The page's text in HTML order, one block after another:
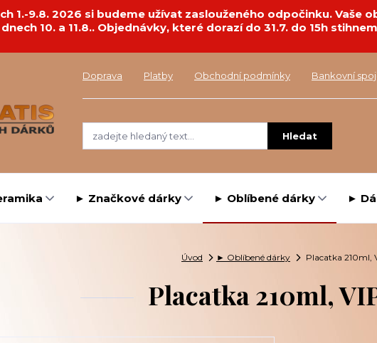
1.-9.8. 2026 si budeme užívat zaslouženého odpočinku.
10. a 11.8.. Objednávky, které dorazí do 31.7. do 15h
Doprava Platby Obchodní podmínky Bankovní
Hledat
► Značkové dárky ► Oblíbené dárky ►
Úvod ► Oblíbené dárky Placatka 210ml,
Placatka 210ml,